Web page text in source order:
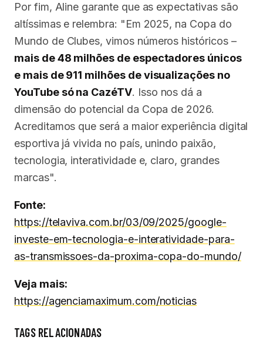
Por fim, Aline garante que as expectativas são
altíssimas e relembra: "Em 2025, na Copa do
Mundo de Clubes, vimos números históricos –
mais de 48 milhões de espectadores únicos
e mais de 911 milhões de visualizações no
YouTube só na CazéTV. Isso nos dá a
dimensão do potencial da Copa de 2026.
Acreditamos que será a maior experiência digital
esportiva já vivida no país, unindo paixão,
tecnologia, interatividade e, claro, grandes
marcas".
Fonte:
https://telaviva.com.br/03/09/2025/google-
investe-em-tecnologia-e-interatividade-para-
as-transmissoes-da-proxima-copa-do-mundo/
Veja mais:
https://agenciamaximum.com/noticias
TAGS RELACIONADAS